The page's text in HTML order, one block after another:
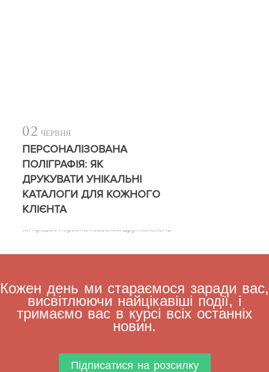
02 ЧЕРВНЯ
ПЕРСОНАЛІЗОВАНА
ПОЛІГРАФІЯ: ЯК
ДРУКУВАТИ УНІКАЛЬНІ
КАТАЛОГИ ДЛЯ КОЖНОГО
КЛІЄНТА
Як працює персоналізований друк каталогів
Кожен день ми стараємося заради вас,
висвітлюючи найцікавіші події, і
тримаємо вас в курсі всіх останніх
новин.
Підписатися на розсилку